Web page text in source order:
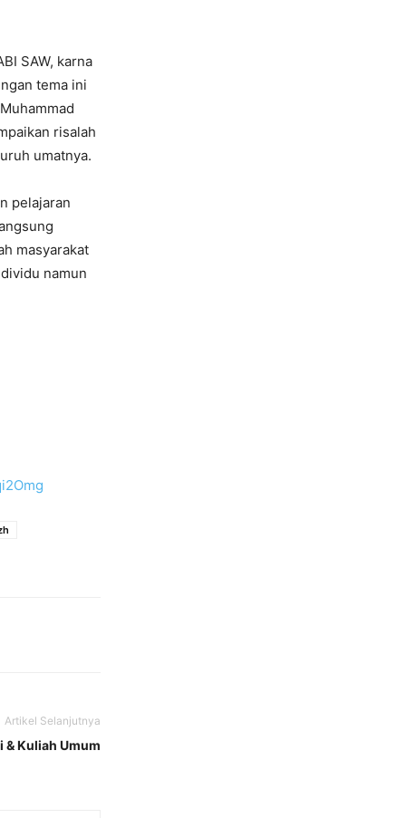
SAW, karna
tema ini
risalah
umatnya.
pelajaran
masyarakat
namun
Artikel Selanjutnya
& Kuliah Umum